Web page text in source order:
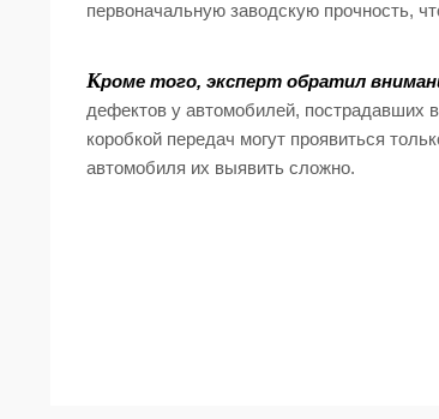
первоначальную заводскую прочность,
Кроме того, эксперт обратил
дефектов у автомобилей, пострадавших
коробкой передач могут проявиться
автомобиля их выявить сложно.